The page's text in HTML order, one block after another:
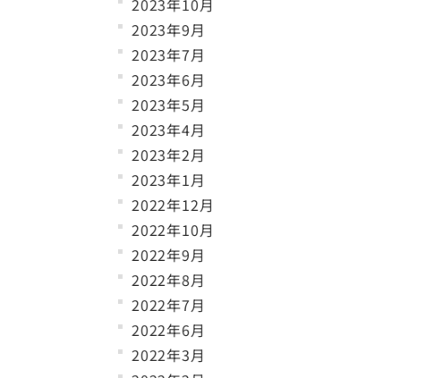
2023年10月
2023年9月
2023年7月
2023年6月
2023年5月
2023年4月
2023年2月
2023年1月
2022年12月
2022年10月
2022年9月
2022年8月
2022年7月
2022年6月
2022年3月